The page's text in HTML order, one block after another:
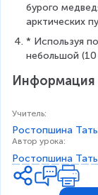
бурого
арктических
* Используя
небольшой
Информация
Учитель:
Ростопшина
Автор урока:
Ростопшина